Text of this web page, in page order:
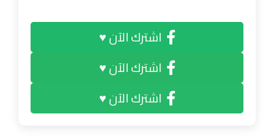
اشترك الآن ♥
اشترك الآن ♥
اشترك الآن ♥